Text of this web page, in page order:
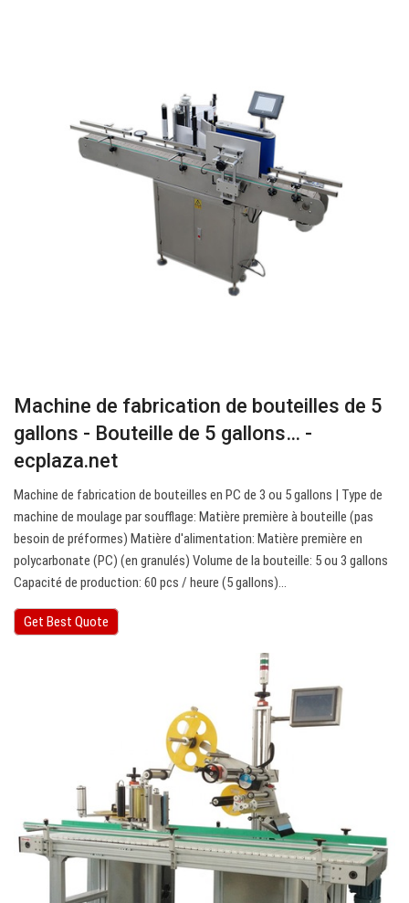
Machine de fabrication de bouteilles de 5
gallons - Bouteille de 5 gallons… -
ecplaza.net
Machine de fabrication de bouteilles en PC de 3 ou 5 gallons | Type de
machine de moulage par soufflage: Matière première à bouteille (pas
besoin de préformes) Matière d'alimentation: Matière première en
polycarbonate (PC) (en granulés) Volume de la bouteille: 5 ou 3 gallons
Capacité de production: 60 pcs / heure (5 gallons)…
Get Best Quote